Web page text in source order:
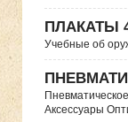
ПЛАКАТЫ
Учебные об
Аксессуары